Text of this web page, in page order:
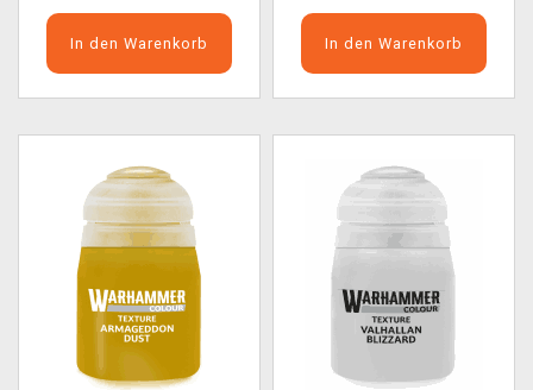
In den Warenkorb In den Warenkorb